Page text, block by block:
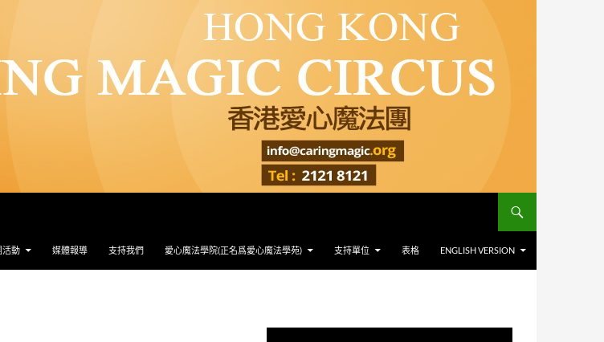
活動 媒體報導 支持我們 愛心魔法學院(正名爲愛心魔法學苑) 支持單位 表格 ENGLISH VERSION